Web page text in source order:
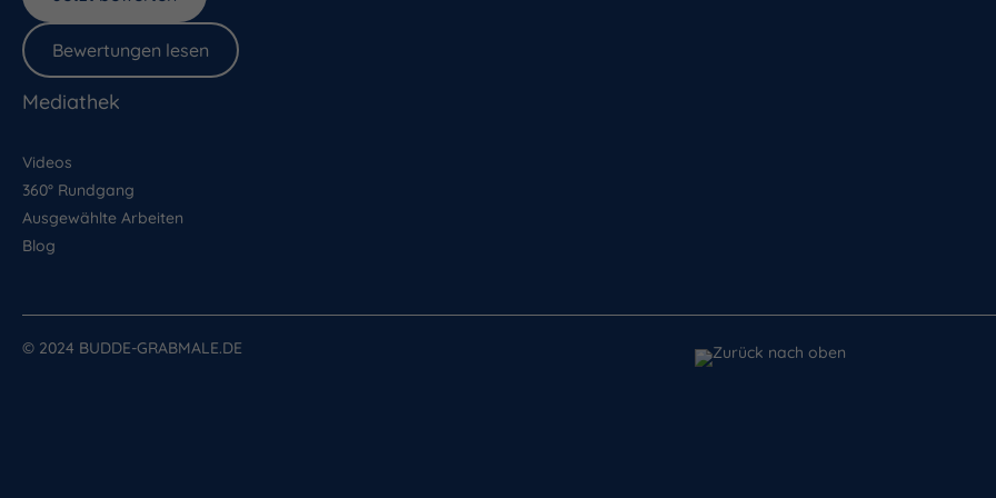
Bewertungen lesen
Mediathek
Videos
360° Rundgang
Ausgewählte Arbeiten
Blog
© 2024 BUDDE-GRABMALE.DE Zurück nach oben